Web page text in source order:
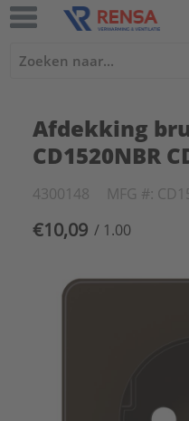
Afdekking
CD1520NBR
4300148 MFG #:
€10,09 / 1.00